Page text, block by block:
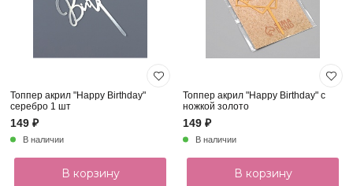
Топпер акрил "Happy Birthday"
серебро 1 шт
149 ₽
В наличии
В корзину
Топпер акрил "Happy Birthday" с
ножкой золото
149 ₽
В наличии
В корзину